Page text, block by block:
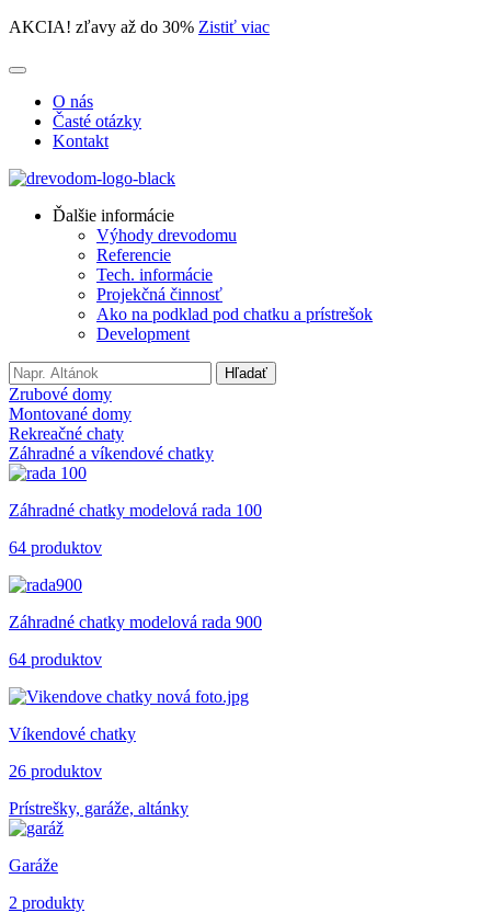
AKCIA! zľavy až do 30% Zistiť viac
O nás
Časté otázky
Kontakt
Ďalšie informácie
Výhody drevodomu
Referencie
Tech. informácie
Projekčná činnosť
Ako na podklad pod chatku a prístrešok
Development
Search
for:
Hľadať
Zrubové domy
Montované domy
Rekreačné chaty
Záhradné a víkendové chatky
Záhradné chatky modelová rada 100
64 produktov
Záhradné chatky modelová rada 900
64 produktov
Víkendové chatky
26 produktov
Prístrešky, garáže, altánky
Garáže
2 produkty